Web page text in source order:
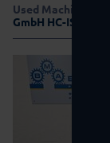
Used Machinery
GmbH HC-IS-D